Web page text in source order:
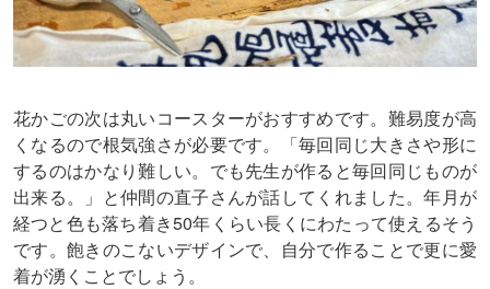
花かごの次は丸いコースターがおすすめです。難易度が高
くなるので根気強さが必要です。「毎回同じ大きさや形に
するのはかなり難しい。でも先生が作ると毎回同じものが
出来る。」と仲間の直子さんが話してくれました。年月が
経つと色も落ち着き50年くらい長くにわたって使えるそう
です。飽きのこないデザインで、自分で作ることで更に愛
着が湧くことでしょう。